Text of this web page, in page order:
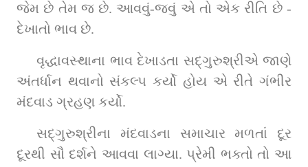
જેમ છે તેમ જ છે. આવવું-જવું એ તો એક રીતિ છે -
દેખાતો ભાવ છે.
વૃદ્ધાવસ્થાના ભાવ દેખાડતા સદ્‌ગુરુશ્રીએ જાણે
અંતર્ધાન થવાનો સંકલ્પ કર્યો હોય એ રીતે ગંભીર
મંદવાડ ગ્રહણ કર્યો.
સદ્‌ગુરુશ્રીના મંદવાડના સમાચાર મળતાં દૂર
દૂરથી સૌ દર્શને આવવા લાગ્યા. પ્રેમી ભક્તો તો આ